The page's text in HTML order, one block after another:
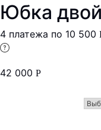
Юбка
4 платежа по 10 500
42 000 Р